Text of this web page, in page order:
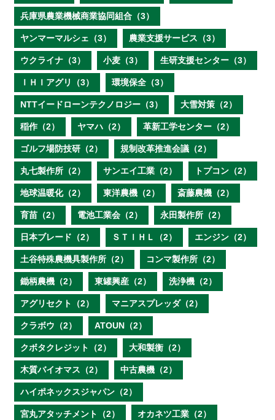
兵庫県農業機械商業協同組合（3）
ヤンマーマルシェ（3） 農業支援サービス（3）
ウクライナ（3） 小麦（3） 生研支援センター（3）
ＩＨＩアグリ（3） 環境保全（3）
NTTイードローンテクノロジー（3） 大雪対策（2）
稲作（2） ヤマハ（2） 革新工学センター（2）
ゴルフ場防技研（2） 規制改革推進会議（2）
丸七製作所（2） サンエイ工業（2） トプコン（2）
地球温暖化（2） 東洋農機（2） 斎藤農機（2）
育苗（2） 電池工業会（2） 永田製作所（2）
日本ブレード（2） ＳＴＩＨＬ（2） エンジン（2）
土谷特殊農機具製作所（2） コンマ製作所（2）
鋤柄農機（2） 東罐興産（2） 洗浄機（2）
アグリセクト（2） マニアスプレッダ（2）
クラボウ（2） ATOUN（2）
クボタクレジット（2） 大和製衡（2）
木質バイオマス（2） 中古農機（2）
ハイポネックスジャパン（2）
宮丸アタッチメント（2） オカネツ工業（2）